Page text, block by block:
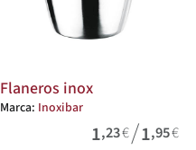
Flaneros inox
Marca: Inoxibar
1,23€/1,95€